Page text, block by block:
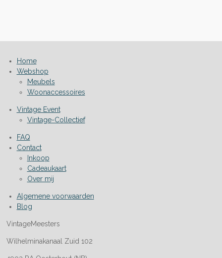
Home
Webshop
Meubels
Woonaccessoires
Vintage Event
Vintage-Collectief
FAQ
Contact
Inkoop
Cadeaukaart
Over mij
Algemene voorwaarden
Blog
VintageMeesters
Wilhelminakanaal Zuid 102